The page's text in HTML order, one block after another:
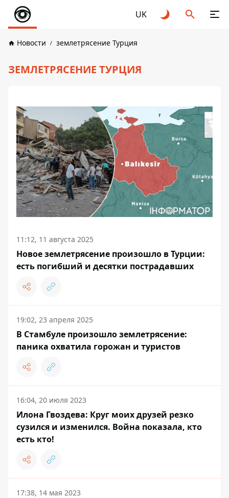
UK
Новости землетрясение Турция
ЗЕМЛЕТРЯСЕНИЕ ТУРЦИЯ
11:12, 11 августа 2025
Новое землетрясение произошло в Турции:
есть погибший и десятки пострадавших
19:02, 23 апреля 2025
В Стамбуле произошло землетрясение:
паника охватила горожан и туристов
16:04, 20 июля 2023
Илона Гвоздева: Круг моих друзей резко
сузился и изменился. Война показала, кто
есть кто!
17:38, 14 мая 2023